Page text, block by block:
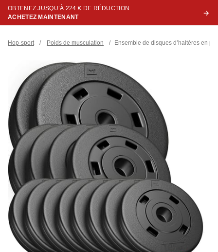
OBTENEZ JUSQU’À 224 € DE RÉDUCTION
ACHETEZ MAINTENANT
Hop-sport / Poids de musculation / Ensemble de disques d’haltères en